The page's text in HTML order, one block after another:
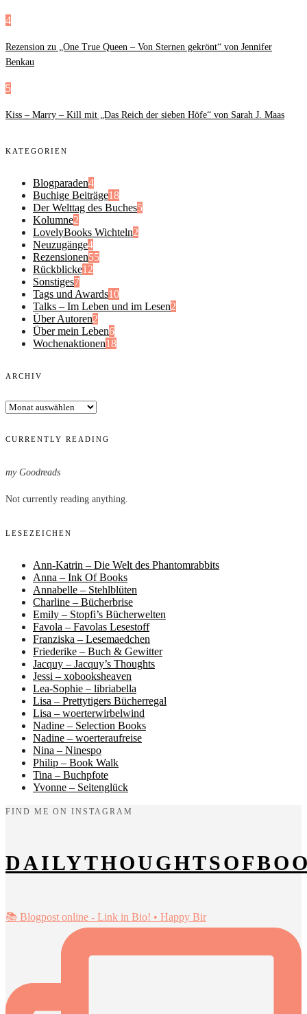
4
Rezension zu „One True Queen – Von Sternen gekrönt“ von Jennifer
Benkau
5
Kiss – Marry – Kill mit „Das Reich der sieben Höfe“ von Sarah J. Maas
KATEGORIEN
Blogparaden4
Buchige Beiträge18
Der Welttag des Buches5
Kolumne2
LovelyBooks Wichteln2
Neuzugänge4
Rezensionen55
Rückblicke12
Sonstiges7
Tags und Awards10
Talks – Im Leben und im Lesen2
Über Autoren2
Über mein Leben6
Wochenaktionen18
ARCHIV
Archiv
CURRENTLY READING
my Goodreads
Not currently reading anything.
LESEZEICHEN
Ann-Katrin – Die Welt des Phantomrabbits
Anna – Ink Of Books
Annabelle – Stehlblüten
Charline – Bücherbrise
Emily – Stopfi’s Bücherwelten
Favola – Favolas Lesestoff
Franziska – Lesemaedchen
Friederike – Buch & Gewitter
Jacquy – Jacquy’s Thoughts
Jessi – xobooksheaven
Lea-Sophie – libriabella
Lisa – Prettytigers Bücherregal
Lisa – woerterwirbelwind
Nadine – Selection Books
Nadine – woerteraufreise
Nina – Ninespo
Philip – Book Walk
Tina – Buchpfote
Yvonne – Seitenglück
FIND ME ON INSTAGRAM
📚 Blogpost online - Link in Bio! • Happy Bir